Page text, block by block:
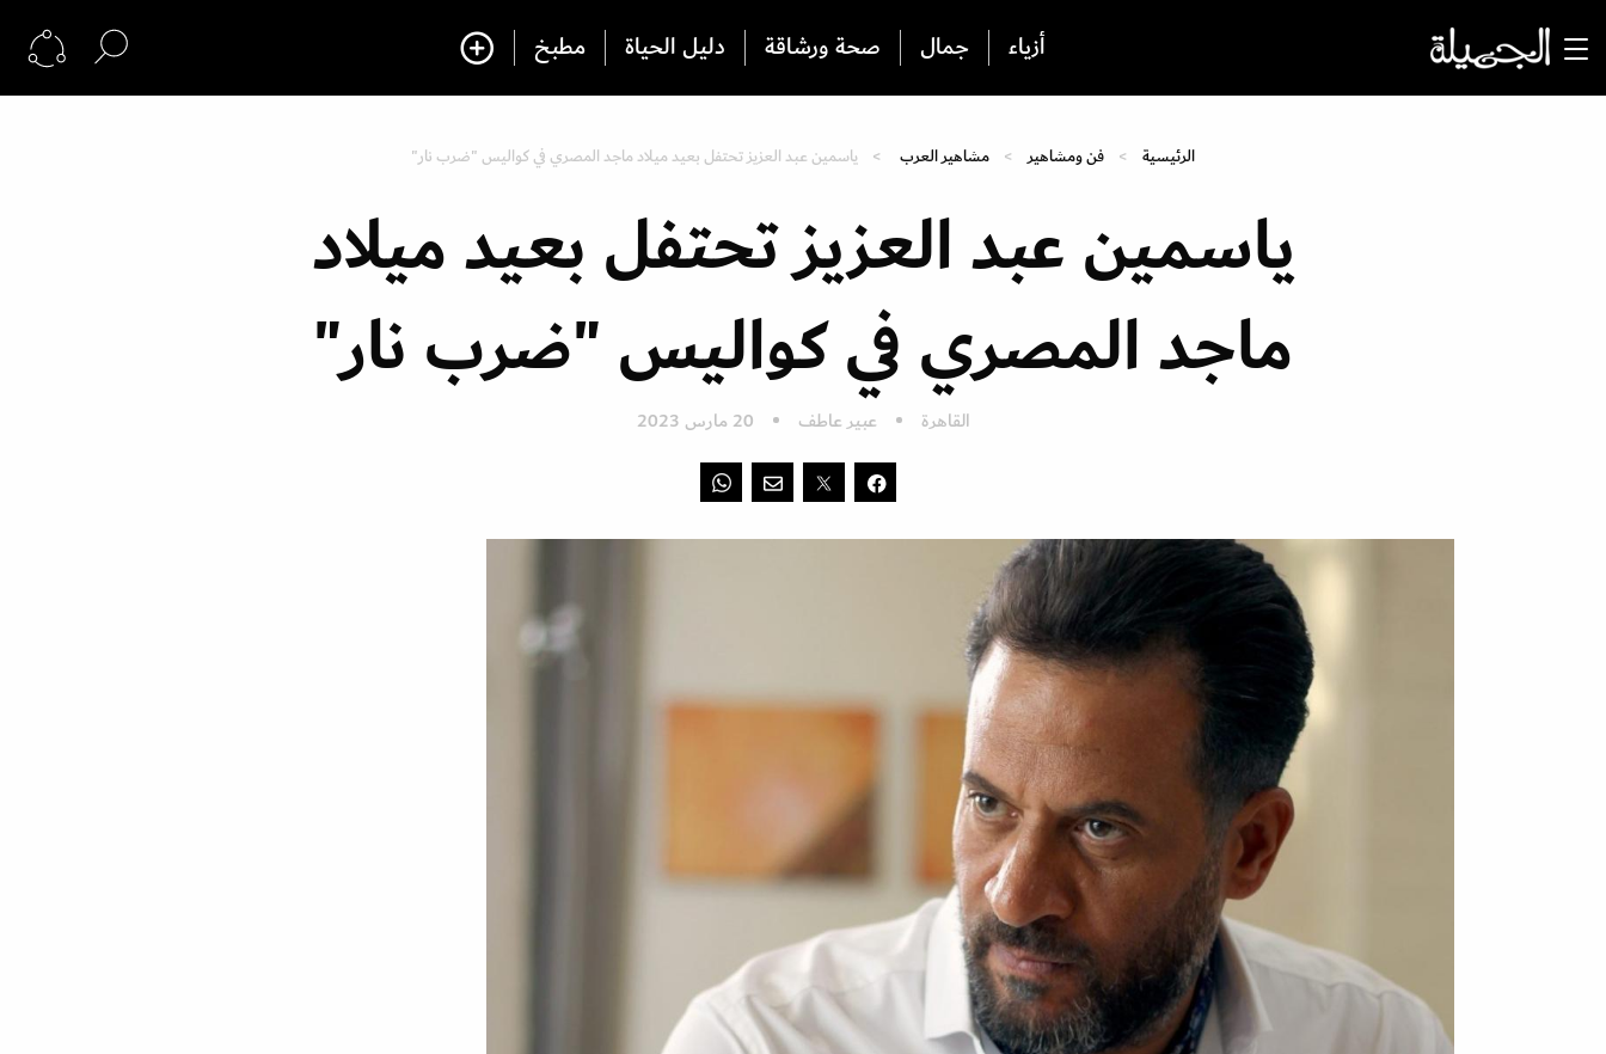
أزياء جمال صحة ورشاقة دليل الحياة مطبخ
الرئيسية فن ومشاهير مشاهير العرب ياسمين عبد العزيز تحتفل بعيد ميلاد ماجد المصري في كواليس "ضرب نار"
ياسمين عبد العزيز تحتفل بعيد ميلاد
ماجد المصري في كواليس "ضرب نار"
القاهرة عبير عاطف 20 مارس 2023